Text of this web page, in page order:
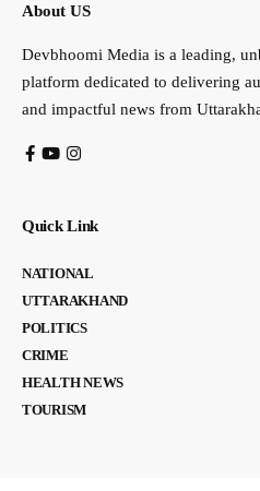
About US
Devbhoomi Media is a leading,
platform dedicated to delivering
and impactful news from
Quick Link
NATIONAL
UTTARAKHAND
POLITICS
CRIME
HEALTH NEWS
TOURISM